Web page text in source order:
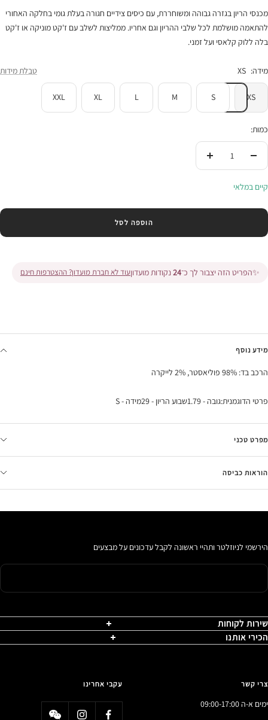
מכנסי הריון בגזרה גבוהה ומשוחררת, עם כיסים צידיים חגורה בעלת גומי בחלקה האחורי
להתאמה מושלמת לכל שלבי ההריון וגם אחריו. ממליצות לשלב עם ז'קט מוניקה או ז'קט
בלה ללוק קלאסי ועל זמני.
מידה: XS טבלת מידות
XS
S
M
L
XL
XXL
כמות:
העלי
קיים במלאי
הוספה לסל
✨הפריט הזה יצבור לך כ־24נקודות מועדוןעוד לא חברת מועדון? ההצטרפות חינם
מידע נוסף
הרכב בד: 98% פוליאסטר, 2% לייקרה
פרטי הדוגמנית:גובה - 1.79שבוע הריון - 29מידה - S
מפרט טכני
הוראות כביסה
הירשמי לניוזלטר ותהיי ראשונה לקבל עדכונים על מבצעים
שירות לקוחות
הכירי אותנו
צרי קשר
ימים א-ה 09:00-17:00
עקבי אחרינו